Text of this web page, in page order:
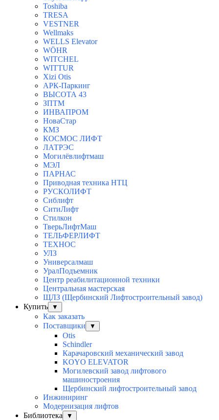
Toshiba
TRESA
VESTNER
Wellmaks
WELLS Elevator
WÖHR
WITCHEL
WITTUR
Xizi Otis
АРК-Паркинг
ВЫСОТА 43
ЗПТМ
ИНВАПРОМ
НоваСтар
КМЗ
КОСМОС ЛИФТ
ЛАТРЭС
Могилёвлифтмаш
МЭЛ
ПАРНАС
Приводная техника НТЦ
РУСКОЛИФТ
Сиблифт
СитиЛифт
Стилкон
ТверьЛифтМаш
ТЕЛЬФЕРЛИФТ
ТЕХНОС
УЛЗ
Универсалмаш
УралПодъемник
Центр реабилитационной техники
Центральная мастерская
ЩЛЗ (Щербинский Лифтостроительный завод)
Купить
▼
Как заказать
Поставщики
▼
Otis
Schindler
Карачаровский механический завод
KOYO ELEVATOR
Могилевский завод лифтового
машиностроения
Щербинский лифтостроительный завод
Инжиниринг
Модернизация лифтов
Библиотека
▼